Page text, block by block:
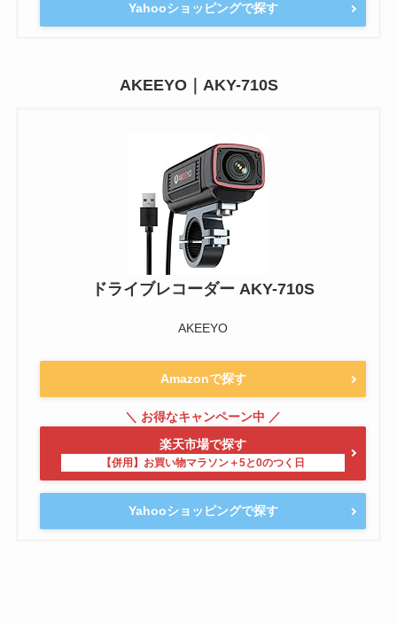
Yahooショッピングで探す
AKEEYO｜AKY-710S
ドライブレコーダー AKY-710S
AKEEYO
Amazonで探す
楽天市場で探す
Yahooショッピングで探す